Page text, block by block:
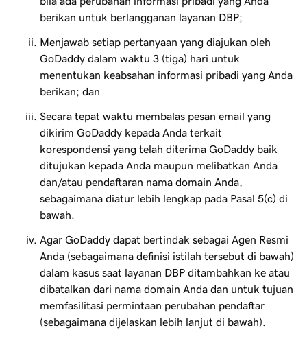
berikan untuk berlangganan layanan DBP;
Menjawab setiap pertanyaan yang diajukan oleh
GoDaddy dalam waktu 3 (tiga) hari untuk
menentukan keabsahan informasi pribadi yang Anda
berikan; dan
Secara tepat waktu membalas pesan email yang
dikirim GoDaddy kepada Anda terkait
korespondensi yang telah diterima GoDaddy baik
ditujukan kepada Anda maupun melibatkan Anda
dan/atau pendaftaran nama domain Anda,
sebagaimana diatur lebih lengkap pada Pasal 5(c) di
bawah.
Agar GoDaddy dapat bertindak sebagai Agen Resmi
Anda (sebagaimana definisi istilah tersebut di bawah)
dalam kasus saat layanan DBP ditambahkan ke atau
dibatalkan dari nama domain Anda dan untuk tujuan
memfasilitasi permintaan perubahan pendaftar
(sebagaimana dijelaskan lebih lanjut di bawah).